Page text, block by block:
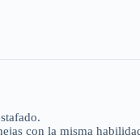
con la misma